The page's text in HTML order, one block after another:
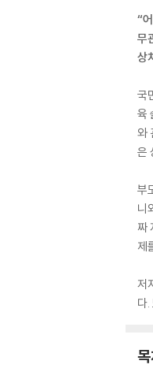
“
무
상
국
육
와
은
부
니
짜
제
저
다